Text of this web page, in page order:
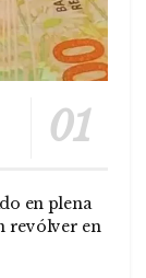
en plena
revólver en